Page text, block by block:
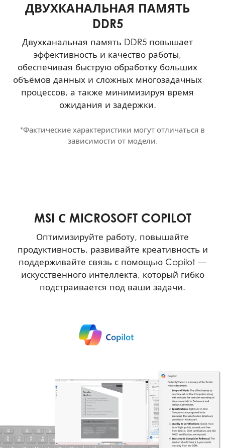
ДВУХКАНАЛЬНАЯ ПАМЯТЬ
DDR5
Двухканальная память DDR5 повышает
эффективность и качество работы,
обеспечивая быструю обработку больших
объёмов данных и сложных многозадачных
процессов, а также минимизируя время
ожидания и задержки.
*Фактические характеристики могут отличаться в
зависимости от модели.
MSI С MICROSOFT COPILOT
Оптимизируйте работу, повышайте
продуктивность, развивайте креативность и
поддерживайте связь с помощью Copilot —
искусственного интеллекта, который гибко
подстраивается под ваши задачи.